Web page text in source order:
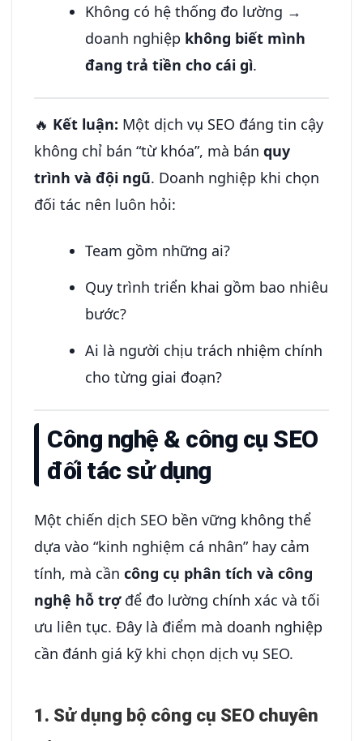
Không có hệ thống đo lường →
doanh nghiệp không biết mình
đang trả tiền cho cái gì.
🔥 Kết luận: Một dịch vụ SEO đáng tin cậy
không chỉ bán “từ khóa”, mà bán quy
trình và đội ngũ. Doanh nghiệp khi chọn
đối tác nên luôn hỏi:
Team gồm những ai?
Quy trình triển khai gồm bao nhiêu
bước?
Ai là người chịu trách nhiệm chính
cho từng giai đoạn?
Công nghệ & công cụ SEO
đối tác sử dụng
Một chiến dịch SEO bền vững không thể
dựa vào “kinh nghiệm cá nhân” hay cảm
tính, mà cần công cụ phân tích và công
nghệ hỗ trợđể đo lường chính xác và tối
ưu liên tục. Đây là điểm mà doanh nghiệp
cần đánh giá kỹ khi chọn dịch vụ SEO.
1. Sử dụng bộ công cụ SEO chuyên